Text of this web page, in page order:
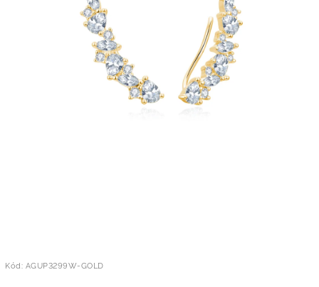
Kód: AGUP3299W-GOLD